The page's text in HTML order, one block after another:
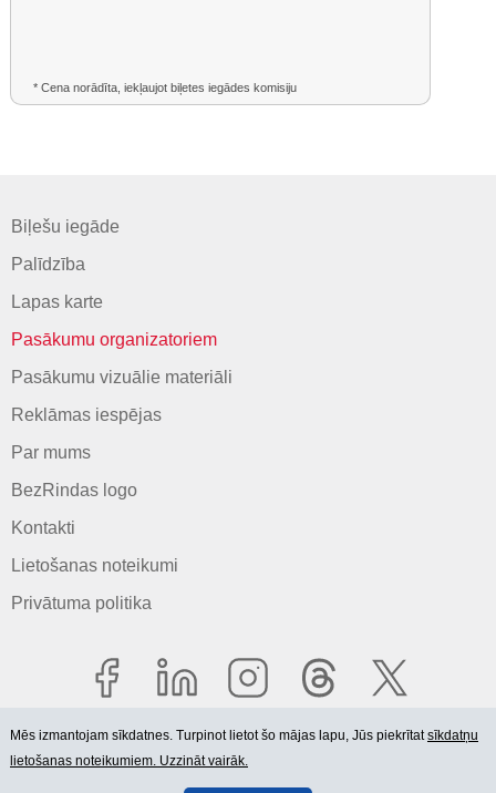
* Cena norādīta, iekļaujot biļetes iegādes komisiju
Biļešu iegāde
Palīdzība
Lapas karte
Pasākumu organizatoriem
Pasākumu vizuālie materiāli
Reklāmas iespējas
Par mums
BezRindas logo
Kontakti
Lietošanas noteikumi
Privātuma politika
© 2006-2026 SIA "BEZRINDAS.LV".
Mēs izmantojam sīkdatnes. Turpinot lietot šo mājas lapu, Jūs piekrītatsīkdatņu
lietošanas noteikumiem. Uzzināt vairāk.